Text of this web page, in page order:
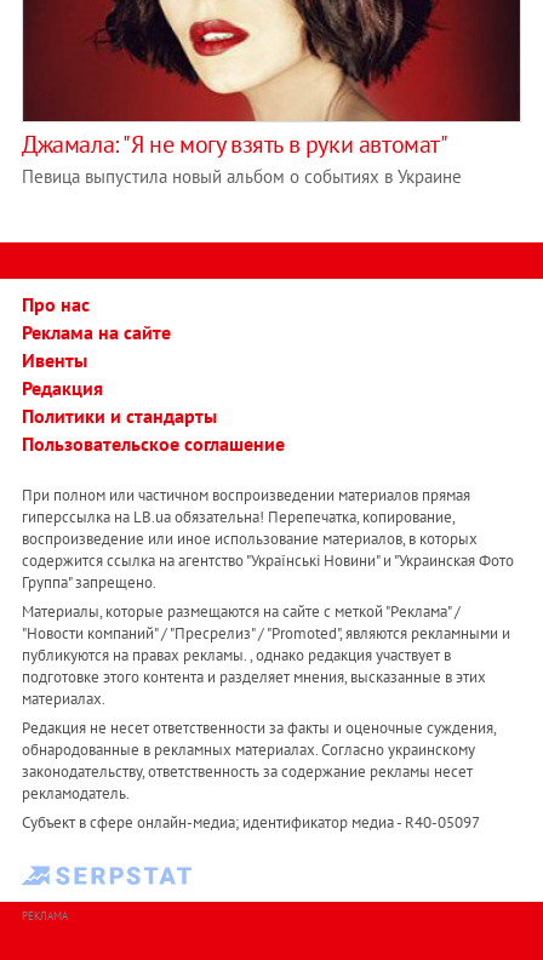
Джамала: "Я не могу взять в руки автомат"
Певица выпустила новый альбом о событиях в Украине
Про нас
Реклама на сайте
Ивенты
Редакция
Политики и стандарты
Пользовательское соглашение
При полном или частичном воспроизведении материалов прямая
гиперссылка на LB.ua обязательна! Перепечатка, копирование,
воспроизведение или иное использование материалов, в которых
содержится ссылка на агентство "Українськi Новини" и "Украинская Фото
Группа" запрещено.
Материалы, которые размещаются на сайте с меткой "Реклама" /
"Новости компаний" / "Пресрелиз" / "Promoted", являются рекламными и
публикуются на правах рекламы. , однако редакция участвует в
подготовке этого контента и разделяет мнения, высказанные в этих
материалах.
Редакция не несет ответственности за факты и оценочные суждения,
обнародованные в рекламных материалах. Согласно украинскому
законодательству, ответственность за содержание рекламы несет
рекламодатель.
Субъект в сфере онлайн-медиа; идентификатор медиа - R40-05097
РЕКЛАМА